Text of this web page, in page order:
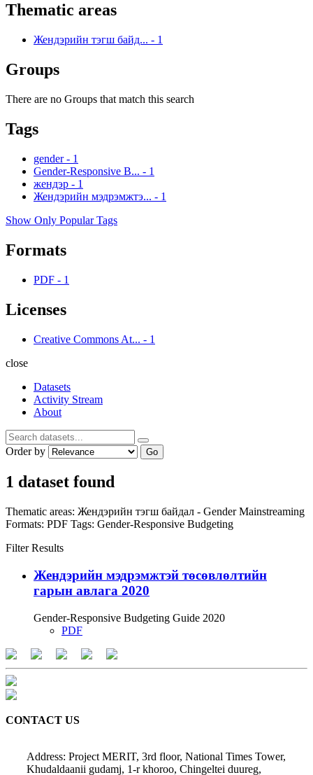
Thematic areas
Жендэрийн тэгш байд... - 1
Groups
There are no Groups that match this search
Tags
gender - 1
Gender-Responsive B... - 1
жендэр - 1
Жендэрийн мэдрэмжтэ... - 1
Show Only Popular Tags
Formats
PDF - 1
Licenses
Creative Commons At... - 1
close
Datasets
Activity Stream
About
Order by Go
1 dataset found
Thematic areas: Жендэрийн тэгш байдал - Gender Mainstreaming
Formats: PDF Tags: Gender-Responsive Budgeting
Filter Results
Жендэрийн мэдрэмжтэй төсөвлөлтийн
гарын авлага 2020
Gender-Responsive Budgeting Guide 2020
PDF
CONTACT US
Address: Project MERIT, 3rd floor, National Times Tower,
Khudaldaanii gudamj, 1-r khoroo, Chingeltei duureg,